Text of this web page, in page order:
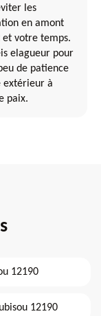
les
en amont
votre temps.
elagueur pour
de patience
extérieur à
paix.
12190
12190